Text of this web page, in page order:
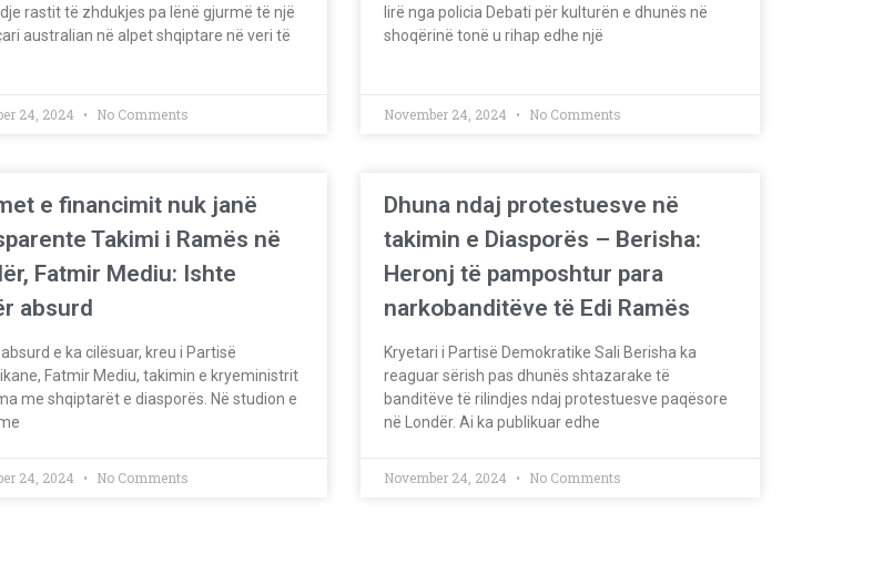
rastit të zhdukjes pa lënë gjurmë të një
australian në alpet shqiptare në veri të
24, 2024 No Comments
lirë nga policia Debati për kulturën e dhunës në
shoqërinë tonë u rihap edhe një
November 24, 2024 No Comments
e financimit nuk janë
Takimi i Ramës në
Fatmir Mediu: Ishte
absurd
e ka cilësuar, kreu i Partisë
Fatmir Mediu, takimin e kryeministrit
me shqiptarët e diasporës. Në studion e
24, 2024 No Comments
Dhuna ndaj protestuesve në
takimin e Diasporës – Berisha:
Heronj të pamposhtur para
narkobanditëve të Edi Ramës
Kryetari i Partisë Demokratike Sali Berisha ka
reaguar sërish pas dhunës shtazarake të
banditëve të rilindjes ndaj protestuesve paqësore
në Londër. Ai ka publikuar edhe
November 24, 2024 No Comments